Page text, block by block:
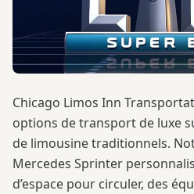
Chicago Limos Inn
options de transport de luxe
de limousine traditionnels.
Mercedes Sprinter
d’espace pour circuler, des